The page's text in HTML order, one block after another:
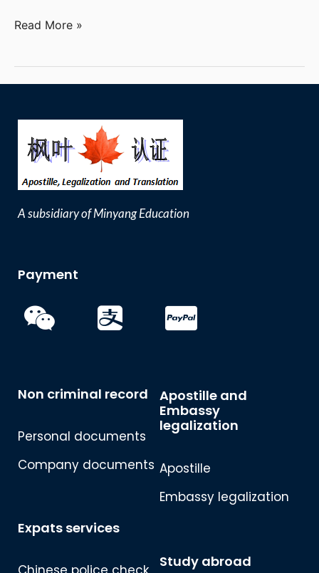
生
公
证
牙
Read More »
A subsidiary of Minyang Education
Payment
Non criminal record
Personal documents
Company documents
Expats services
Apostille and
Embassy
legalization
Apostille
Embassy legalization
Study abroad